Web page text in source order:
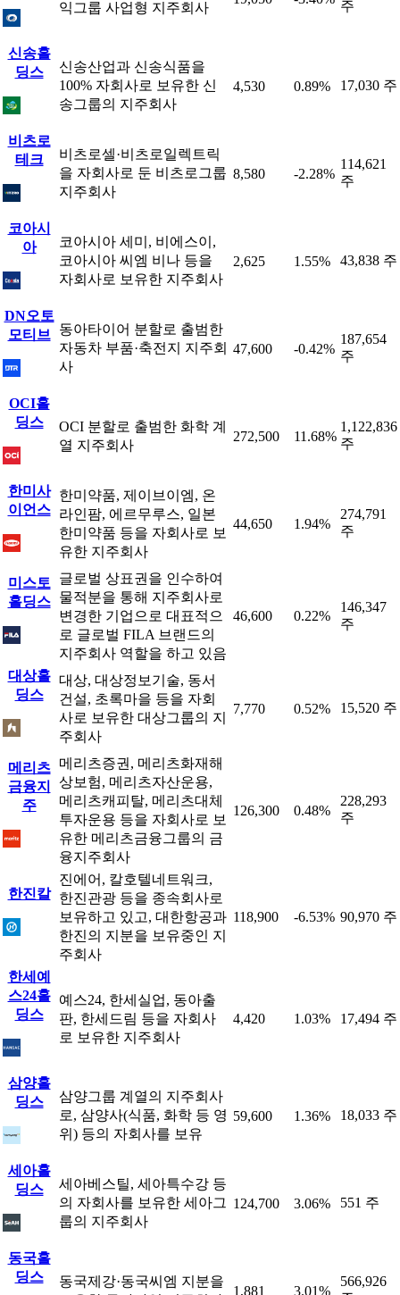
익그룹 사업형 지주회사
주
신송홀
딩스
신송산업과 신송식품을
100% 자회사로 보유한 신
송그룹의 지주회사
4,530 0.89% 17,030 주
비츠로
테크
비츠로셀·비츠로일렉트릭
을 자회사로 둔 비츠로그룹
지주회사
8,580 -2.28%
114,621
주
코아시
아
코아시아 세미, 비에스이,
코아시아 씨엠 비나 등을
자회사로 보유한 지주회사
2,625 1.55% 43,838 주
DN오토
모티브
동아타이어 분할로 출범한
자동차 부품·축전지 지주회
사
47,600 -0.42%
187,654
주
OCI홀
딩스
OCI 분할로 출범한 화학 계
열 지주회사
272,500 11.68%
1,122,836
주
한미사
이언스
한미약품, 제이브이엠, 온
라인팜, 에르무루스, 일본
한미약품 등을 자회사로 보
유한 지주회사
44,650 1.94%
274,791
주
미스토
홀딩스
글로벌 상표권을 인수하여
물적분을 통해 지주회사로
변경한 기업으로 대표적으
로 글로벌 FILA 브랜드의
지주회사 역할을 하고 있음
46,600 0.22%
146,347
주
대상홀
딩스
대상, 대상정보기술, 동서
건설, 초록마을 등을 자회
사로 보유한 대상그룹의 지
주회사
7,770 0.52% 15,520 주
메리츠
금융지
주
메리츠증권, 메리츠화재해
상보험, 메리츠자산운용,
메리츠캐피탈, 메리츠대체
투자운용 등을 자회사로 보
유한 메리츠금융그룹의 금
융지주회사
126,300 0.48%
228,293
주
한진칼
진에어, 칼호텔네트워크,
한진관광 등을 종속회사로
보유하고 있고, 대한항공과
한진의 지분을 보유중인 지
주회사
118,900 -6.53% 90,970 주
한세예
스24홀
딩스
예스24, 한세실업, 동아출
판, 한세드림 등을 자회사
로 보유한 지주회사
4,420 1.03% 17,494 주
삼양홀
딩스
삼양그룹 계열의 지주회사
로, 삼양사(식품, 화학 등 영
위) 등의 자회사를 보유
59,600 1.36% 18,033 주
세아홀
딩스
세아베스틸, 세아특수강 등
의 자회사를 보유한 세아그
룹의 지주회사
124,700 3.06% 551 주
동국홀
딩스
동국제강·동국씨엠 지분을
1,881 3.01%
566,926